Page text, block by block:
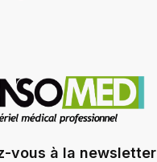
vous à la newsletter